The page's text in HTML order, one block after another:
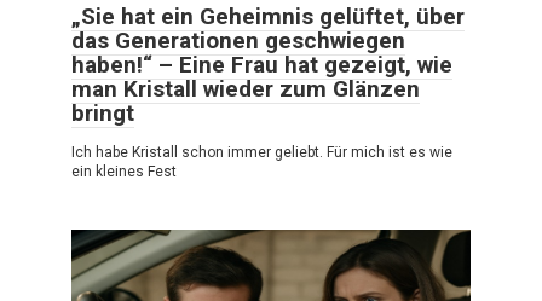
„Sie hat ein Geheimnis gelüftet, über
das Generationen geschwiegen
haben!“ – Eine Frau hat gezeigt, wie
man Kristall wieder zum Glänzen
bringt
Ich habe Kristall schon immer geliebt. Für mich ist es wie
ein kleines Fest